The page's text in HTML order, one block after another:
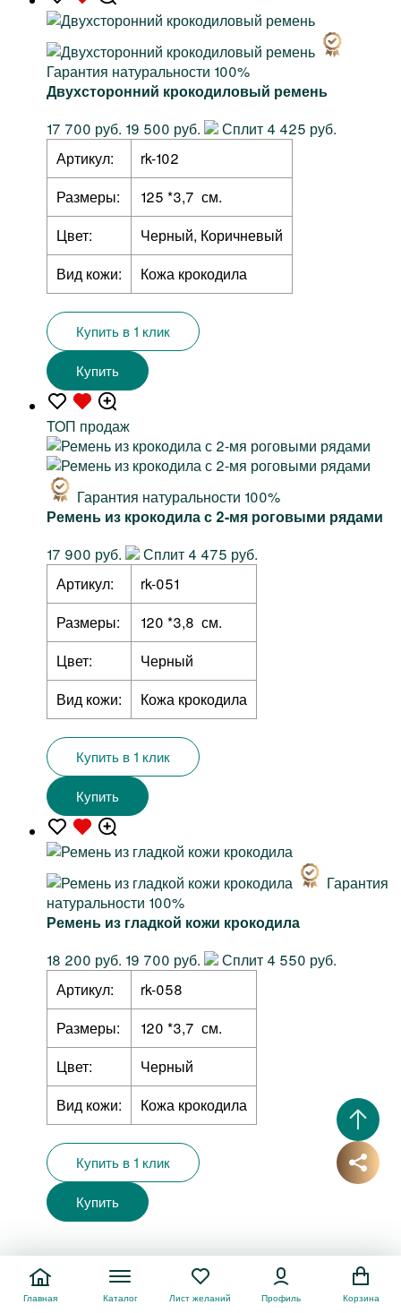
Гарантия натуральности 100%
Двухсторонний крокодиловый ремень
17 700 руб. 19 500 руб.
Сплит 4 425 руб.
Артикул:
rk-102
Размеры:
125 *3,7 см.
Цвет:
Черный, Коричневый
Вид кожи:
Кожа крокодила
Купить в 1 клик
Купить
TOП продаж
Гарантия натуральности 100%
Ремень из крокодила с 2-мя роговыми рядами
17 900 руб.
Сплит 4 475 руб.
Артикул:
rk-051
Размеры:
120 *3,8 см.
Цвет:
Черный
Вид кожи:
Кожа крокодила
Купить в 1 клик
Купить
Гарантия
натуральности 100%
Ремень из гладкой кожи крокодила
18 200 руб. 19 700 руб.
Сплит 4 550 руб.
Артикул:
rk-058
Размеры:
120 *3,7 см.
Цвет:
Черный
Вид кожи:
Кожа крокодила
Купить в 1 клик
Купить
РАНЕЕ ВЫ СМОТРЕЛИ
Главная Каталог Лист желаний Профиль Корзина